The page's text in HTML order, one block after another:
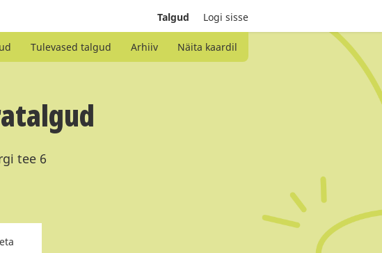
Talgud Logi sisse
Tulevased talgud Arhiiv Näita kaardil
tee 6